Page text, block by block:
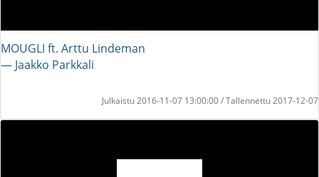
MOUGLI ft. Arttu Lindeman
― Jaakko Parkkali
Julkaistu 2016-11-07 13:00:00 / Tallennettu 2017-12-07